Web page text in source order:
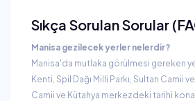
Sıkça Sorulan Sorular
Manisa gezilecek yerler nelerdir?
Manisa'da mutlaka görülmesi gereken
Kenti, Spil Dağı Milli Parkı, Sultan Camii
Camii ve Kütahya merkezdeki tarihi